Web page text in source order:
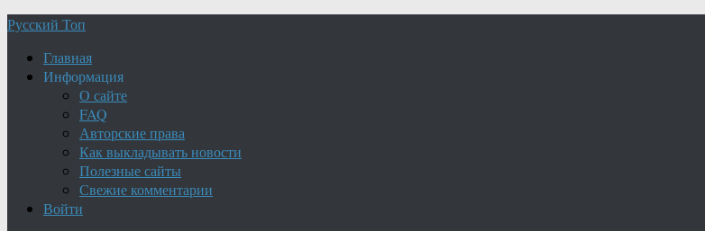
Русский Топ
Главная
Информация
О сайте
FAQ
Авторские права
Как выкладывать новости
Полезные сайты
Свежие комментарии
Войти